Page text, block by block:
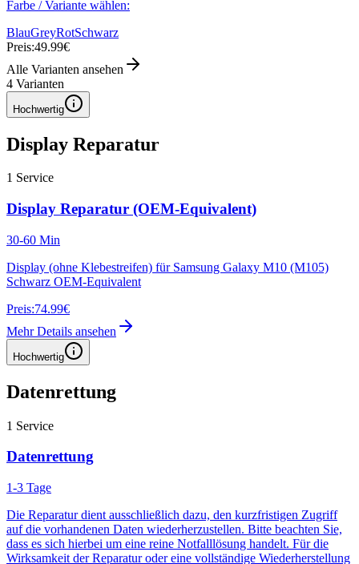
Farbe / Variante wählen:
BlauGreyRotSchwarz
Preis:49.99€
Alle Varianten ansehen
4 Varianten
Hochwertig
Display Reparatur
1 Service
Display Reparatur (OEM-Equivalent)
30-60 Min
Display (ohne Klebestreifen) für Samsung Galaxy M10 (M105)
Schwarz OEM-Equivalent
Preis:74.99€
Mehr Details ansehen
Hochwertig
Datenrettung
1 Service
Datenrettung
1-3 Tage
Die Reparatur dient ausschließlich dazu, den kurzfristigen Zugriff
auf die vorhandenen Daten wiederherzustellen. Bitte beachten Sie,
dass es sich hierbei um eine reine Notfalllösung handelt. Für die
Wirksamkeit der Reparatur oder eine vollständige Wiederherstellung